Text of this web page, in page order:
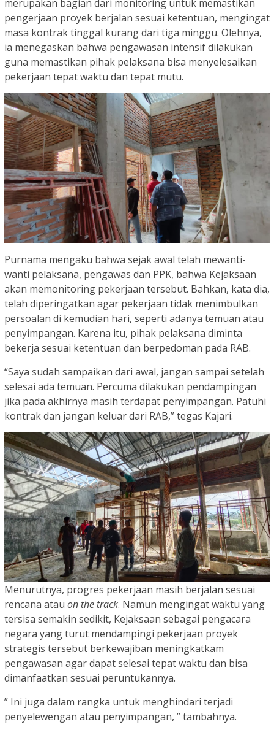
merupakan bagian dari monitoring untuk memastikan
pengerjaan proyek berjalan sesuai ketentuan, mengingat
masa kontrak tinggal kurang dari tiga minggu. Olehnya,
ia menegaskan bahwa pengawasan intensif dilakukan
guna memastikan pihak pelaksana bisa menyelesaikan
pekerjaan tepat waktu dan tepat mutu.
Purnama mengaku bahwa sejak awal telah mewanti-
wanti pelaksana, pengawas dan PPK, bahwa Kejaksaan
akan memonitoring pekerjaan tersebut. Bahkan, kata dia,
telah diperingatkan agar pekerjaan tidak menimbulkan
persoalan di kemudian hari, seperti adanya temuan atau
penyimpangan. Karena itu, pihak pelaksana diminta
bekerja sesuai ketentuan dan berpedoman pada RAB.
“Saya sudah sampaikan dari awal, jangan sampai setelah
selesai ada temuan. Percuma dilakukan pendampingan
jika pada akhirnya masih terdapat penyimpangan. Patuhi
kontrak dan jangan keluar dari RAB,” tegas Kajari.
Menurutnya, progres pekerjaan masih berjalan sesuai
rencana atau on the track. Namun mengingat waktu yang
tersisa semakin sedikit, Kejaksaan sebagai pengacara
negara yang turut mendampingi pekerjaan proyek
strategis tersebut berkewajiban meningkatkam
pengawasan agar dapat selesai tepat waktu dan bisa
dimanfaatkan sesuai peruntukannya.
” Ini juga dalam rangka untuk menghindari terjadi
penyelewengan atau penyimpangan, ” tambahnya.